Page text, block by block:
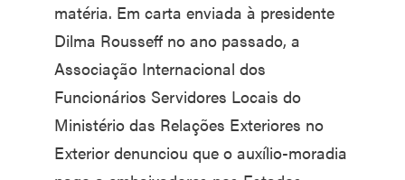
matéria. Em carta enviada à presidente
Dilma Rousseff no ano passado, a
Associação Internacional dos
Funcionários Servidores Locais do
Ministério das Relações Exteriores no
Exterior denunciou que o auxílio-moradia